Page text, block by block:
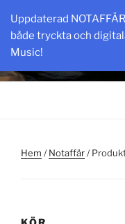
Uppdaterad
både tryckta och
Music!
till
innehåll
Hem /Notaffär/